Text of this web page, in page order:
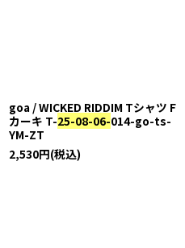
goa / WICKED RIDDIM Tシャツ F
カーキ T-25-08-06-014-go-ts-
YM-ZT
2,530円(税込)